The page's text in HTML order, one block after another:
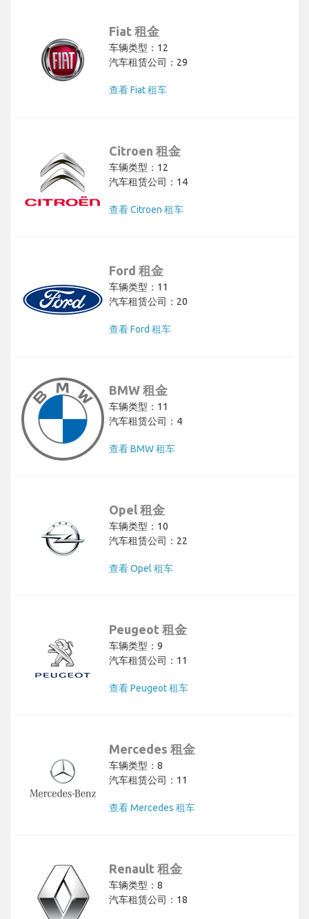
Fiat 租金
车辆类型：12
汽车租赁公司：29
查看 Fiat 租车
Citroen 租金
车辆类型：12
汽车租赁公司：14
查看 Citroen 租车
Ford 租金
车辆类型：11
汽车租赁公司：20
查看 Ford 租车
BMW 租金
车辆类型：11
汽车租赁公司：4
查看 BMW 租车
Opel 租金
车辆类型：10
汽车租赁公司：22
查看 Opel 租车
Peugeot 租金
车辆类型：9
汽车租赁公司：11
查看 Peugeot 租车
Mercedes 租金
车辆类型：8
汽车租赁公司：11
查看 Mercedes 租车
Renault 租金
车辆类型：8
汽车租赁公司：18